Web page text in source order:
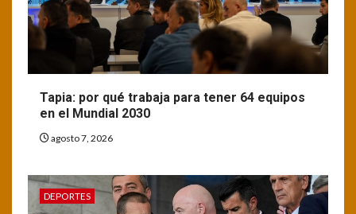
Tapia: por qué trabaja para tener 64 equipos
en el Mundial 2030
agosto 7, 2026
DEPORTES